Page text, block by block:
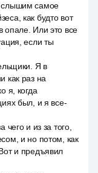
слышим самое
как будто вот
опале. Или это все
если ты
Я в
как раз на
я, когда
был, и я все-
и из за того,
и но потом, как
и предъявил